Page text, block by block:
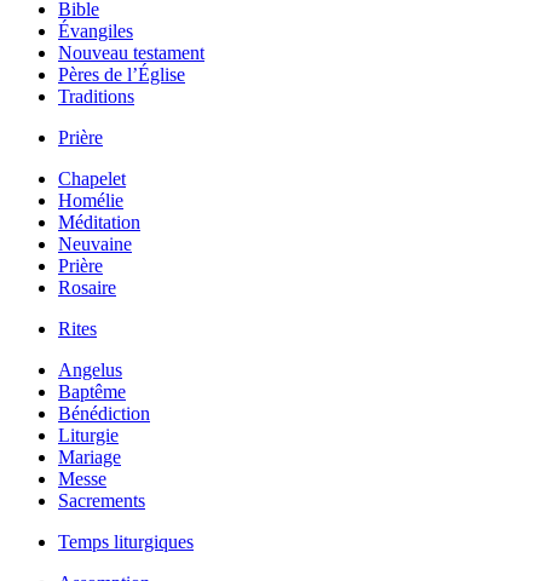
Bible
Évangiles
Nouveau testament
Pères de l’Église
Traditions
Prière
Chapelet
Homélie
Méditation
Neuvaine
Prière
Rosaire
Rites
Angelus
Baptême
Bénédiction
Liturgie
Mariage
Messe
Sacrements
Temps liturgiques